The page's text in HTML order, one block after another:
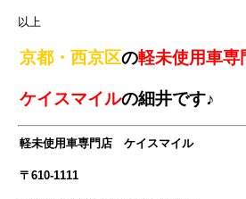
以上
京都・西京区の軽未使用車専
ケイスマイルの細井です♪
軽未使用車専門店 ケイスマイル
〒610-1111